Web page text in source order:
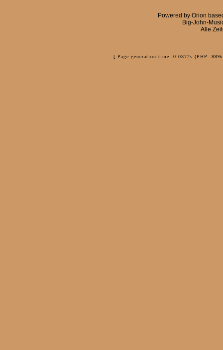
Powered by Orion
Big-John-
Alle
[ Page generation time: 0.0372s (PHP: